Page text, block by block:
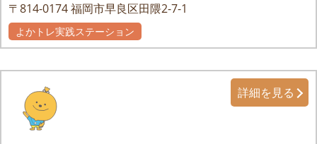
〒814-0174福岡市早良区田隈2-7-1
よかトレ実践ステーション
詳細を見る